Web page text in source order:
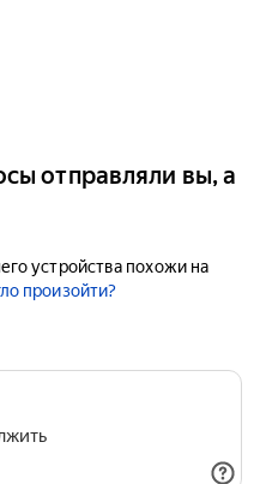
отправляли вы, а
устройства похожи на
произойти?